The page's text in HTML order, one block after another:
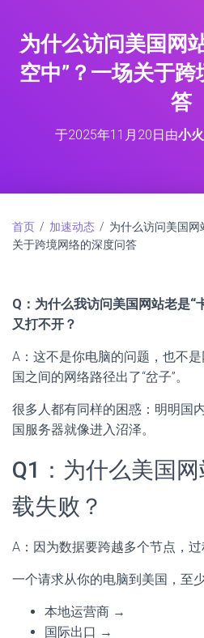
为什么访问美国网
空中”？一场关于跨
答
于2025年11月20日 由小
首页 / 加速动态 / 为什么访问美国网
关于跨境网络的深度问答
Q：为什么我访问美国网站老是“
又打不开？
A：这不是你电脑的问题，也不
国之间的网络路径出了“岔子”。
很多人都有同样的困惑：明明国
国服务器就像进入沼泽。
Q1：为什么美国
载失败？
A：因为数据要跨越多个节点，过
一个请求从你的电脑到美国，至
本地运营商 →
国际出口 →